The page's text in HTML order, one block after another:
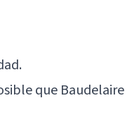
que Baudelaire